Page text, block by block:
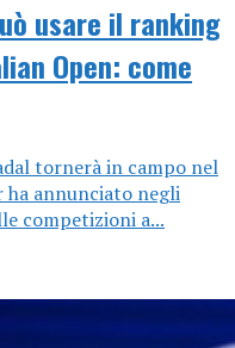
usare il ranking
Open: come
tornerà in campo nel
ha annunciato negli
competizioni a...